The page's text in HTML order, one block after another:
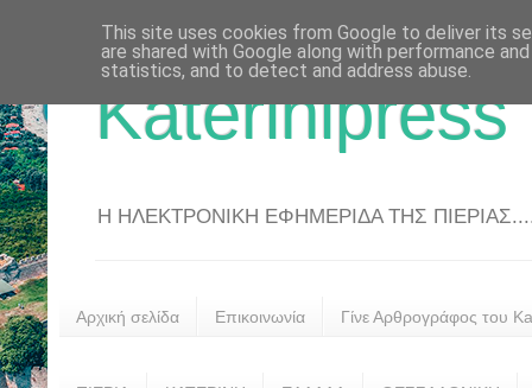
Katerinipress
Η ΗΛΕΚΤΡΟΝΙΚΗ ΕΦΗΜΕΡΙΔΑ ΤΗΣ
Αρχική σελίδα Επικοινωνία Γίνε Αρθρογράφος του
This site uses cookies from Google to deliver its
are shared with Google along with performance
statistics, and to detect and address abuse.